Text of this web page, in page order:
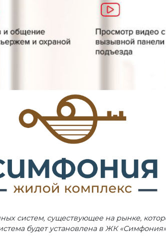
систем, существующее на рынке,
будет установлена в ЖК «Симфония»